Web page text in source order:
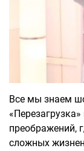
Все мы знаем
преображений,
сложных